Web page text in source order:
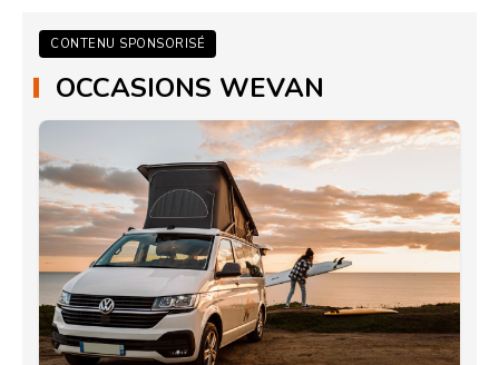
CONTENU SPONSORISÉ
OCCASIONS WEVAN